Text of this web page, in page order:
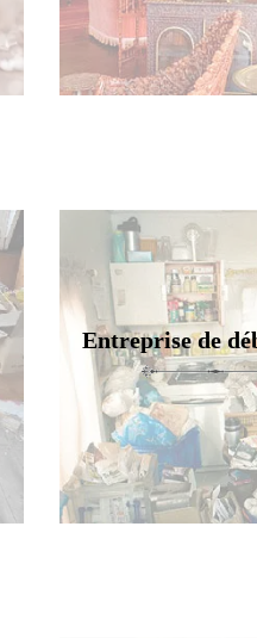
Entreprise de